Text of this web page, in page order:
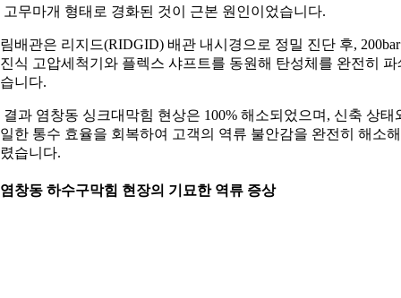
고무마개 형태로 경화된 것이 근본 원인이었습니다.
배관은 리지드(RIDGID) 배관 내시경으로 정밀 진단 후, 200bar
식 고압세척기와 플렉스 샤프트를 동원해 탄성체를 완전히 파
니다.
결과 염창동 싱크대막힘 현상은 100% 해소되었으며, 신축 상태
한 통수 효율을 회복하여 고객의 역류 불안감을 완전히 해소해
습니다.
창동 하수구막힘 현장의 기묘한 역류 증상